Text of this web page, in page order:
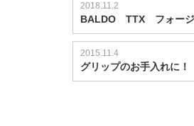
2018.11.2
BALDO TTX フォージ
2015.11.4
グリップのお手入れに！